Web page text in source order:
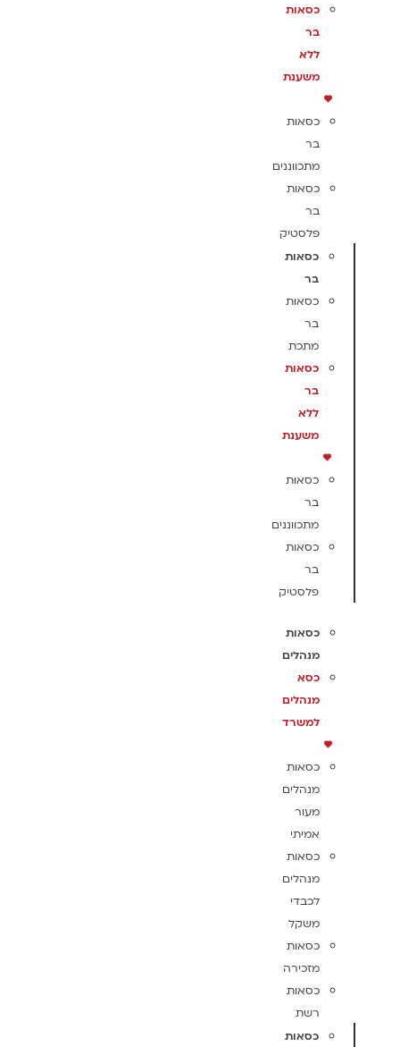
כסאות
בר
ללא
משענת
כסאות
בר
מתכווננים
כסאות
בר
פלסטיק
כסאות
בר
כסאות
בר
מתכת
כסאות
בר
ללא
משענת
כסאות
בר
מתכווננים
כסאות
בר
פלסטיק
כסאות
מנהלים
כסא
מנהלים
למשרד
כסאות
מנהלים
מעור
אמיתי
כסאות
מנהלים
לכבדי
משקל
כסאות
מזכירה
כסאות
רשת
כסאות